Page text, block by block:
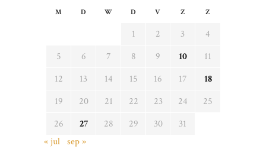
M
D W D V Z Z
1 2 3
4
5
6 7 8 9 10
11
12
13 14 15 16 17
18
19
20 21 22 23 24
25
26
27 28 29 30
31
« jul sep »